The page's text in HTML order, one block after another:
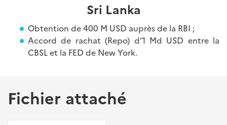
Sri Lanka
Obtention de 400 M USD auprès de la RBI ;
Accord de rachat (Repo) d’1 Md USD entre la
CBSL et la FED de New York.
Fichier attaché